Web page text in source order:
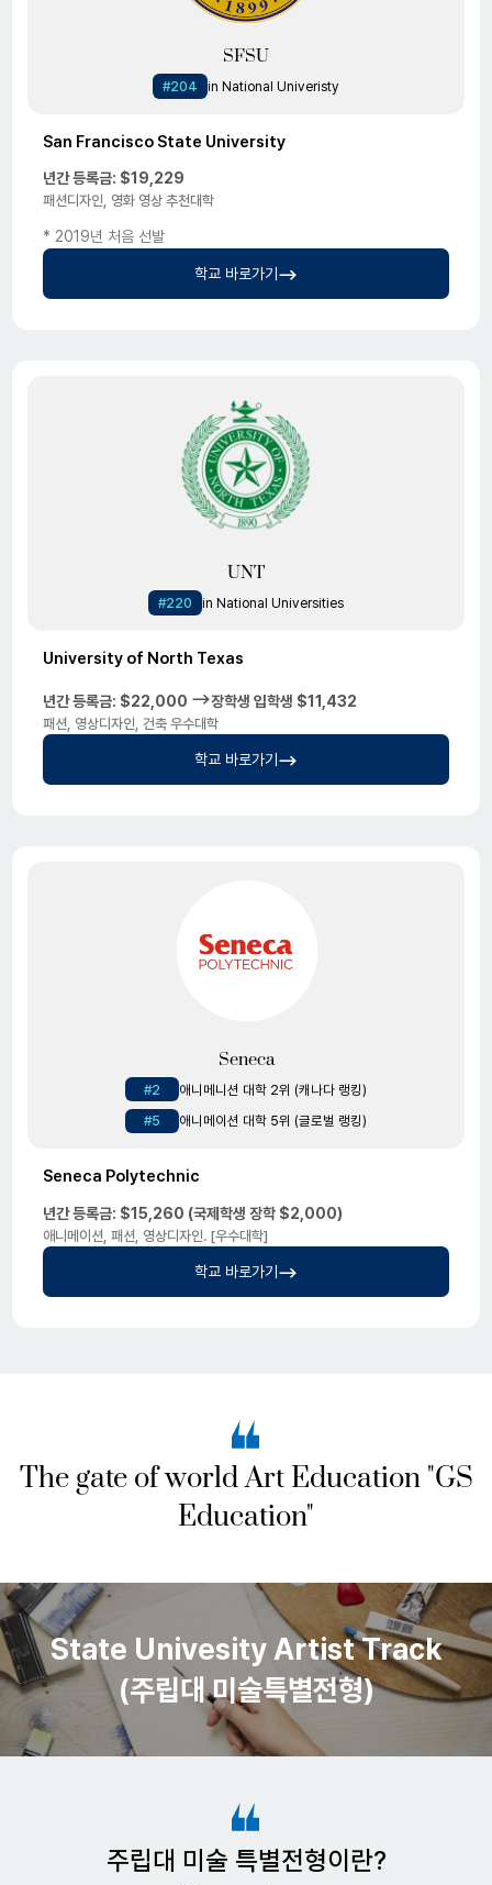
SFSU
#204 in National Univeristy
San Francisco State University
년간 등록금: $19,229
패션디자인, 영화 영상 추천대학
* 2019년 처음 선발
학교 바로가기
UNT
#220 in National Universities
University of North Texas
년간 등록금: $22,000 장학생 입학생 $11,432
패션, 영상디자인, 건축 우수대학
학교 바로가기
Seneca
#2
애니메니션 대학 2위 (캐나다 랭킹)
#5
애니메이션 대학 5위 (글로벌 랭킹)
Seneca Polytechnic
년간 등록금: $15,260 (국제학생 장학 $2,000)
애니메이션, 패션, 영상디자인. [우수대학]
학교 바로가기
The gate of world Art Education "GS
Education"
State Univesity Artist Track
(주립대 미술특별전형)
주립대 미술 특별전형이란?